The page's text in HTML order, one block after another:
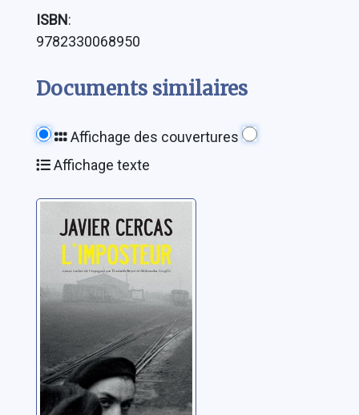
ISBN:
9782330068950
Documents similaires
Affichage des couvertures
Affichage texte
L'imposteur
Cercas, Javier